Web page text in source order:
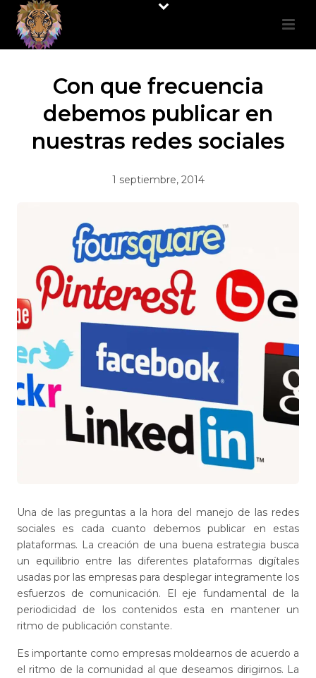
Con que frecuencia
debemos publicar en
nuestras redes sociales
1 septiembre, 2014
Una de las preguntas a la hora del manejo de las redes
sociales es cada cuanto debemos publicar en estas
plataformas. La creación de una buena estrategia busca
un equilibrio entre las diferentes plataformas digítales
usadas por las empresas para desplegar integramente los
esfuerzos de comunicación. El eje fundamental de la
periodicidad de los contenidos esta en mantener un
ritmo de publicación constante.
Es importante como empresas moldearnos de acuerdo a
el ritmo de la comunidad al que deseamos dirigirnos. La